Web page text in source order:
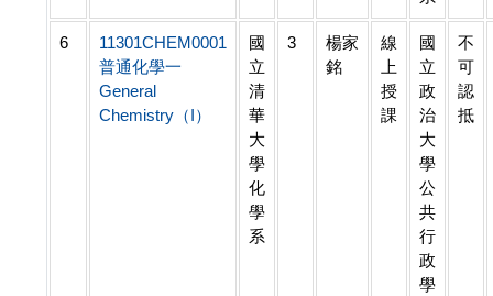
6
11301CHEM0001
普通化學一
General
Chemistry（I）
國
立
清
華
大
學
化
學
系
3
楊家
銘
線
上
授
課
國
立
政
治
大
學
公
共
行
政
學
不
可
認
抵